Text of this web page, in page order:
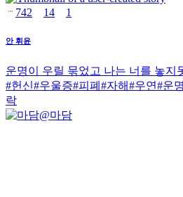
742 14 1
안 휘윤
운명이 우릴 묶었고 나는 너를 놓지
#헌신#우울증#피폐 #자해#우연#운명
락
@마담